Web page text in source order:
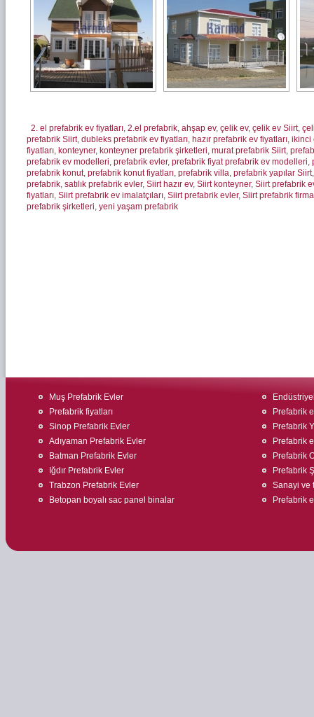
2. el prefabrik ev fiyatları, 2.el prefabrik, ahşap ev, çelik ev, çelik ev Siirt,
prefabrik Siirt, dubleks prefabrik ev fiyatları, hazır prefabrik ev fiyatları, ikinci
fiyatları, konteyner, konteyner prefabrik şirketleri, murat prefabrik Siirt,
prefabrik ev modelleri, prefabrik evler, prefabrik fiyat prefabrik ev modelleri,
prefabrik konut, prefabrik konut fiyatları, prefabrik villa, prefabrik yapılar Siirt
prefabrik, satılık prefabrik evler, Siirt hazır ev, Siirt konteyner, Siirt prefabrik
fiyatları, Siirt prefabrik ev imalatçıları, Siirt prefabrik evler, Siirt prefabrik
prefabrik şirketleri, yeni yaşam prefabrik
Muş Prefabrik Evler
Prefabrik fiyatları
Sinop Prefabrik Evler
Adıyaman Prefabrik Evler
Batman Prefabrik Evler
Iğdır Prefabrik Evler
Trabzon Prefabrik Evler
Betopan boyalı sac panel binalar
Prefabrik
Prefabrik
Prefabrik
Prefabrik
Prefabrik
Sanayi ve
Prefabrik